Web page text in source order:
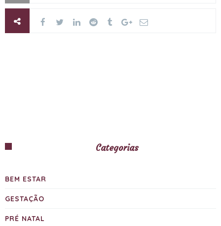
Categorias
BEM ESTAR
GESTAÇÃO
PRÉ NATAL